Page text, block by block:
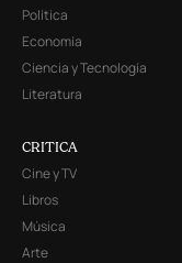
Política
Economía
Ciencia y Tecnología
Literatura
CRITICA
Cine y TV
Libros
Música
Arte